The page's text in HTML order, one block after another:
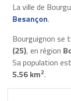
La ville de
Besançon.
Bourguignon se
(25), en région
Sa population
5.56 km2.